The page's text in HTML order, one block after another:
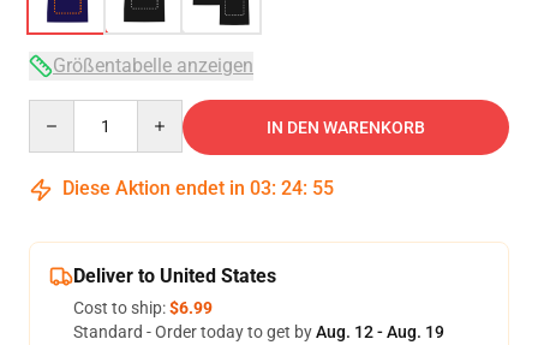
Größentabelle anzeigen
IN DEN WARENKORB
Diese Aktion endet in 03: 24: 54
Deliver to United States
Cost to ship:$6.99
Standard - Order today to get byAug. 12 - Aug. 19